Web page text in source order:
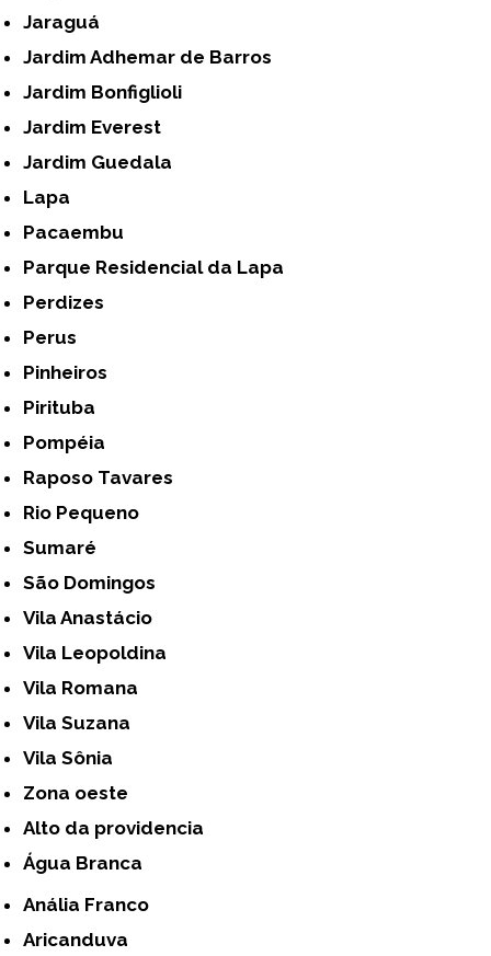
Jaraguá
Jardim Adhemar de Barros
Jardim Bonfiglioli
Jardim Everest
Jardim Guedala
Lapa
Pacaembu
Parque Residencial da Lapa
Perdizes
Perus
Pinheiros
Pirituba
Pompéia
Raposo Tavares
Rio Pequeno
Sumaré
São Domingos
Vila Anastácio
Vila Leopoldina
Vila Romana
Vila Suzana
Vila Sônia
Zona oeste
alto da providencia
Água Branca
Anália Franco
Aricanduva